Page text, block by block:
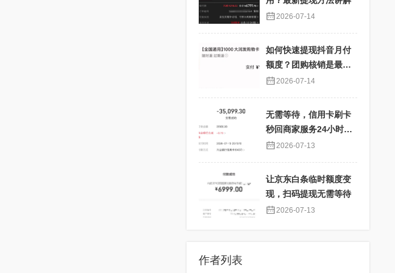
2026-07-14
如何快速提现抖音月付
额度？团购核销是最佳
选择！
2026-07-14
无需等待，信用卡刷卡
秒回商家服务24小时在
线 2026-07-13
让京东白条临时额度变
现，扫码提现无需等待
2026-07-13
作者列表